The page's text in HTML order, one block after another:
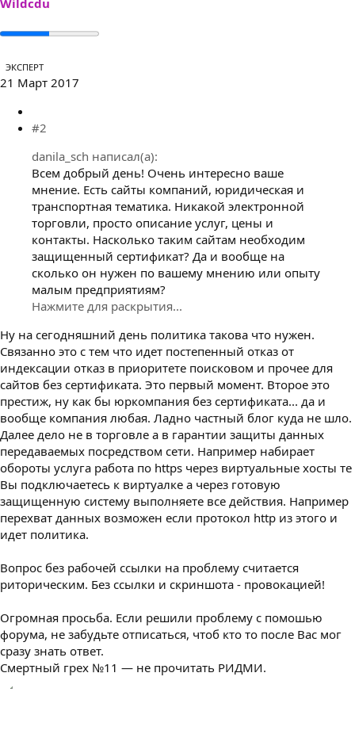
ЭКСПЕРТ
21 Март 2017
#2
danila_sch написал(а):
Всем добрый день! Очень интересно ваше
мнение. Есть сайты компаний, юридическая и
транспортная тематика. Никакой электронной
торговли, просто описание услуг, цены и
контакты. Насколько таким сайтам необходим
защищенный сертификат? Да и вообще на
сколько он нужен по вашему мнению или опыту
малым предприятиям?
Нажмите для раскрытия...
Ну на сегодняшний день политика такова что нужен.
Связанно это с тем что идет постепенный отказ от
индексации отказ в приоритете поисковом и прочее для
сайтов без сертификата. Это первый момент. Второе это
престиж, ну как бы юркомпания без сертификата... да и
вообще компания любая. Ладно частный блог куда не шло.
Далее дело не в торговле а в гарантии защиты данных
передаваемых посредством сети. Например набирает
обороты услуга работа по https через виртуальные хосты те
Вы подключаетесь к виртуалке а через готовую
защищенную систему выполняете все действия. Например
перехват данных возможен если протокол http из этого и
идет политика.
Вопрос без рабочей ссылки на проблему считается
риторическим. Без ссылки и скриншота - провокацией!
Огромная просьба. Если решили проблему с помошью
форума, не забудьте отписаться, чтоб кто то после Вас мог
сразу знать ответ.
Смертный грех №11 — не прочитать РИДМИ.